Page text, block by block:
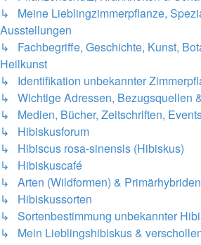
↳ Meine Lieblingzimmerpflanze,
Ausstellungen
↳ Fachbegriffe, Geschichte, Kunst,
Heilkunst
↳ Identifikation unbekannter
↳ Wichtige Adressen, Bezugsquellen
↳ Medien, Bücher, Zeitschriften,
↳ Hibiskusforum
↳ Hibiscus rosa-sinensis (Hibiskus)
↳ Hibiskuscafé
↳ Arten (Wildformen) & Primärhybriden
↳ Hibiskussorten
↳ Sortenbestimmung unbekannter
↳ Mein Lieblingshibiskus &